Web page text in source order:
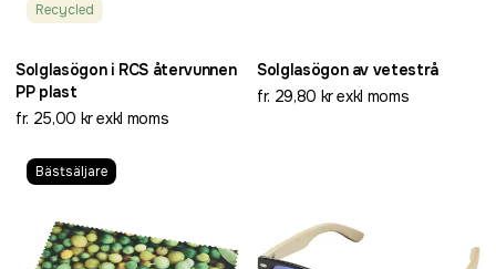
Recycled
Solglasögon i RCS återvunnen
PP plast
fr. 25,00 kr exkl moms
Solglasögon av vetestrå
fr. 29,80 kr exkl moms
Bästsäljare